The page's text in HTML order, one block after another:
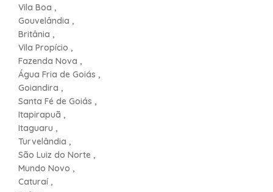
Vila Boa ,
Gouvelândia ,
Britânia ,
Vila Propício ,
Fazenda Nova ,
Água Fria de Goiás ,
Goiandira ,
Santa Fé de Goiás ,
Itapirapuã ,
Itaguaru ,
Turvelândia ,
São Luiz do Norte ,
Mundo Novo ,
Caturaí ,